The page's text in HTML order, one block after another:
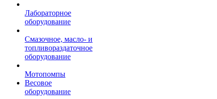
Лабораторное
оборудование
Смазочное, масло- и
топливораздаточное
оборудование
Мотопомпы
Весовое
оборудование